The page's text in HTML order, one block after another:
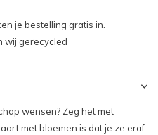
je bestelling gratis in.
wij gerecycled
wensen? Zeg het met
met bloemen is dat je ze eraf